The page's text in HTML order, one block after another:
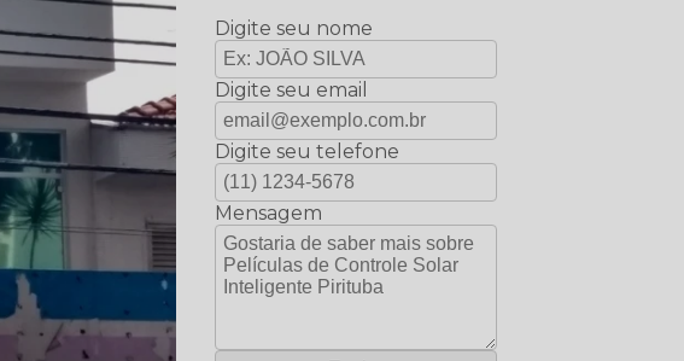
Digite seu nome
Digite seu email
Digite seu telefone
Mensagem